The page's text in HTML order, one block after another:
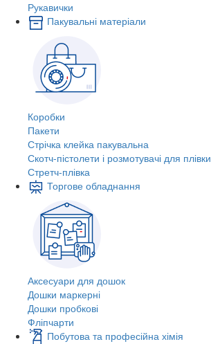
Рукавички
Пакувальні матеріали
Коробки
Пакети
Стрічка клейка пакувальна
Скотч-пістолети і розмотувачі для плівки
Стретч-плівка
Торгове обладнання
Аксесуари для дошок
Дошки маркерні
Дошки пробкові
Фліпчарти
Побутова та професійна хімія